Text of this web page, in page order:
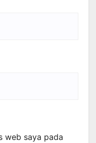
web saya pada